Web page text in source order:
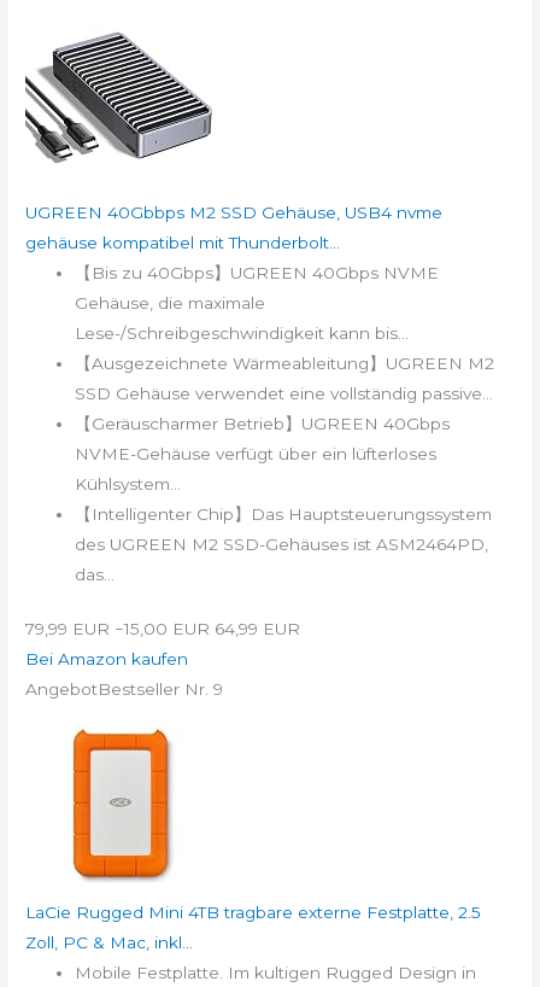
UGREEN 40Gbbps M2 SSD Gehäuse, USB4 nvme
gehäuse kompatibel mit Thunderbolt...
【Bis zu 40Gbps】UGREEN 40Gbps NVME
Gehäuse, die maximale
Lese-/Schreibgeschwindigkeit kann bis...
【Ausgezeichnete Wärmeableitung】UGREEN M2
SSD Gehäuse verwendet eine vollständig passive...
【Geräuscharmer Betrieb】UGREEN 40Gbps
NVME-Gehäuse verfügt über ein lüfterloses
Kühlsystem...
【Intelligenter Chip】Das Hauptsteuerungssystem
des UGREEN M2 SSD-Gehäuses ist ASM2464PD,
das...
79,99 EUR −15,00 EUR 64,99 EUR
Bei Amazon kaufen
AngebotBestseller Nr. 9
LaCie Rugged Mini 4TB tragbare externe Festplatte, 2.5
Zoll, PC & Mac, inkl...
Mobile Festplatte. Im kultigen Rugged Design in